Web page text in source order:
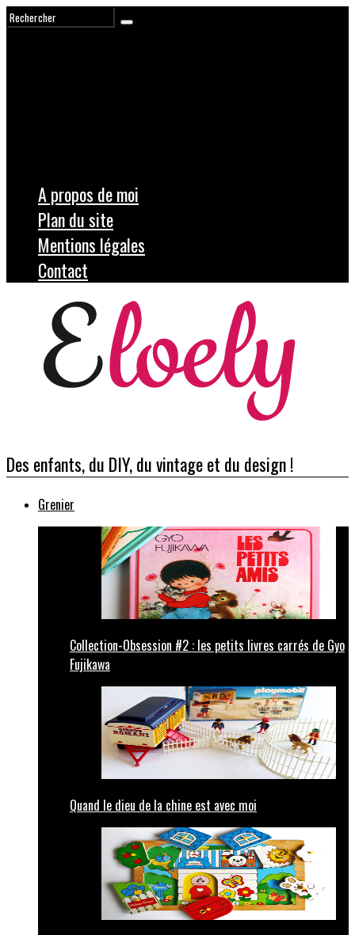
A propos de moi
Plan du site
Mentions légales
Contact
Des enfants, du DIY, du vintage et du design !
Grenier
Collection-Obsession #2 : les petits livres carrés de Gyo
Fujikawa
Quand le dieu de la chine est avec moi